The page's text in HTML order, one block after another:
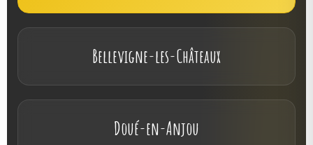
Bellevigne-les-Châteaux
Doué-en-Anjou